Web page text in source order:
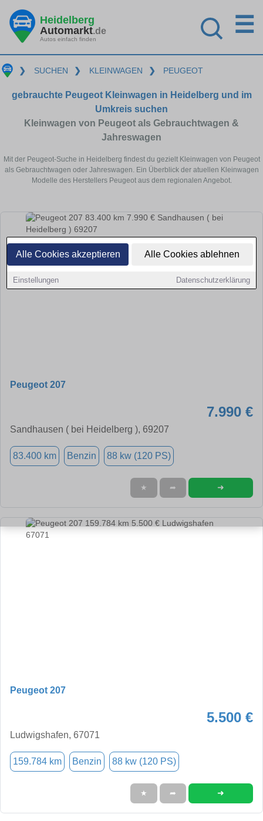
Alle Cookies akzeptieren Alle Cookies ablehnen
Einstellungen Datenschutzerklärung
Heidelberg
Automarkt.de
Autos einfach finden
☰
❯ SUCHEN ❯ KLEINWAGEN ❯ PEUGEOT
gebrauchte Peugeot Kleinwagen in Heidelberg und im
Umkreis suchen
Kleinwagen von Peugeot als Gebrauchtwagen &
Jahreswagen
Mit der Peugeot-Suche in Heidelberg findest du gezielt Kleinwagen von Peugeot
als Gebrauchtwagen oder Jahreswagen. Ein Überblick der atuellen Kleinwagen
Modelle des Herstellers Peugeot aus dem regionalen Angebot.
Peugeot 207
7.990 €
Sandhausen ( bei Heidelberg ), 69207
83.400 km Benzin 88 kw (120 PS)
★ ➦ ➜
Peugeot 207
5.500 €
Ludwigshafen, 67071
159.784 km Benzin 88 kw (120 PS)
★ ➦ ➜